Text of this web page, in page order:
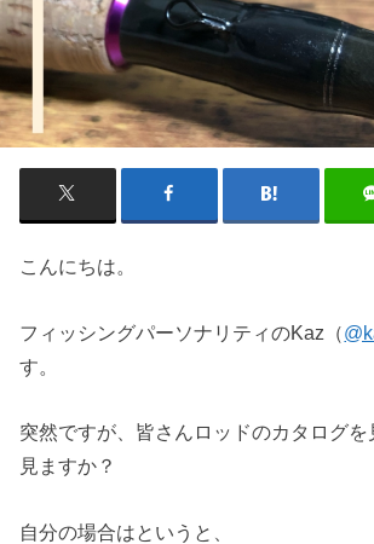
こんにちは。
フィッシングパーソナリティのKaz（
す。
突然ですが、皆さんロッドのカタログを
見ますか？
自分の場合はというと、